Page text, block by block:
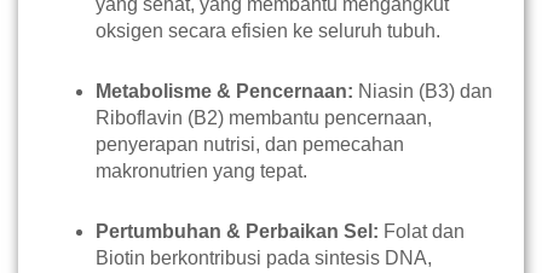
yang sehat, yang membantu mengangkut
oksigen secara efisien ke seluruh tubuh.
Metabolisme & Pencernaan: Niasin (B3) dan
Riboflavin (B2) membantu pencernaan,
penyerapan nutrisi, dan pemecahan
makronutrien yang tepat.
Pertumbuhan & Perbaikan Sel: Folat dan
Biotin berkontribusi pada sintesis DNA,